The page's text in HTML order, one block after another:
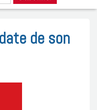
de son